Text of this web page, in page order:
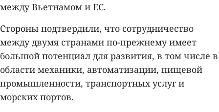
между Вьетнамом и ЕС.
Стороны подтвердили, что сотрудничество
между двумя странами по-прежнему имеет
большой потенциал для развития, в том числе в
области механики, автоматизации, пищевой
промышленности, транспортных услуг и
морских портов.